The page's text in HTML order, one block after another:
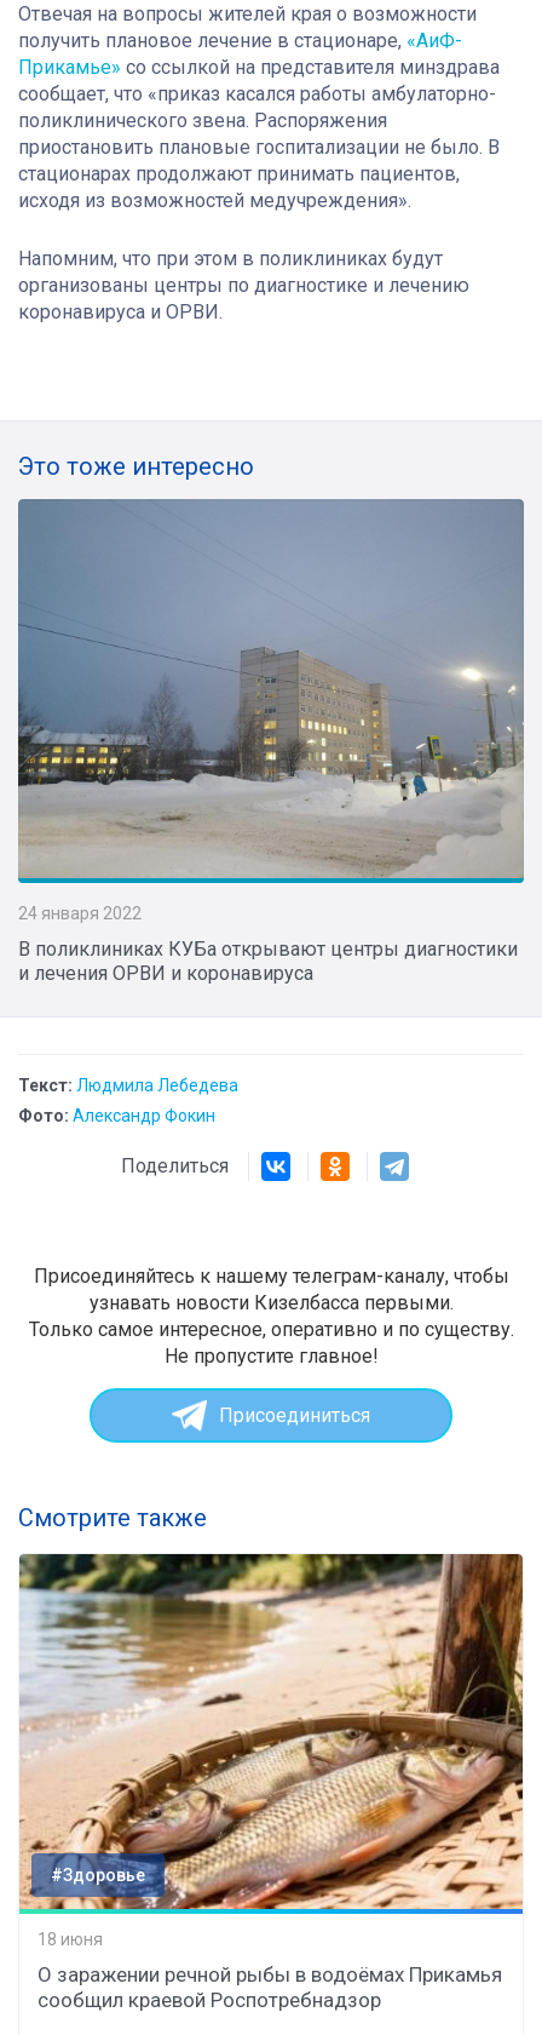
Отвечая на вопросы жителей края о возможности
получить плановое лечение в стационаре, «АиФ-
Прикамье» со ссылкой на представителя минздрава
сообщает, что «приказ касался работы амбулаторно-
поликлинического звена. Распоряжения
приостановить плановые госпитализации не было. В
стационарах продолжают принимать пациентов,
исходя из возможностей медучреждения».
Напомним, что при этом в поликлиниках будут
организованы центры по диагностике и лечению
коронавируса и ОРВИ.
Это тоже интересно
24 января 2022
В поликлиниках КУБа открывают центры диагностики
и лечения ОРВИ и коронавируса
Текст: Людмила Лебедева
Фото: Александр Фокин
Поделиться
Присоединяйтесь к нашему телеграм-каналу, чтобы
узнавать новости Кизелбасса первыми.
Только самое интересное, оперативно и по существу.
Не пропустите главное!
Присоединиться
Смотрите также
#Здоровье
18 июня
О заражении речной рыбы в водоёмах Прикамья
сообщил краевой Роспотребнадзор